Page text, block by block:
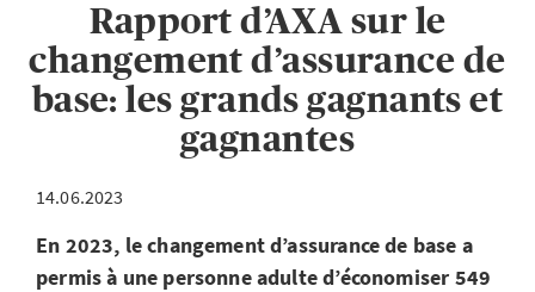
Rapport d’AXA sur le
changement d’assurance de
base: les grands gagnants et
gagnantes
14.06.2023
En 2023, le changement d’assurance de base a
permis à une personne adulte d’économiser 549